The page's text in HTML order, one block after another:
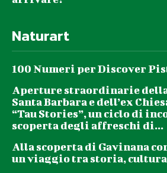
Naturart
100 Numeri per Discover
Aperture straordinarie
Santa Barbara e dell’ex
“Tau Stories”, un ciclo di
scoperta degli affreschi di...
Alla scoperta di Gavinana
un viaggio tra storia,